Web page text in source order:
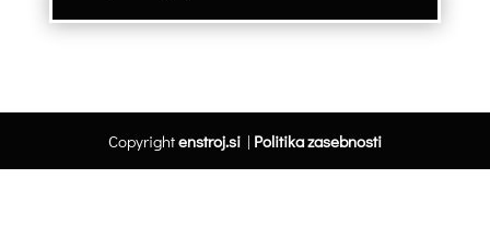
Copyrightenstroj.si| Politika zasebnosti